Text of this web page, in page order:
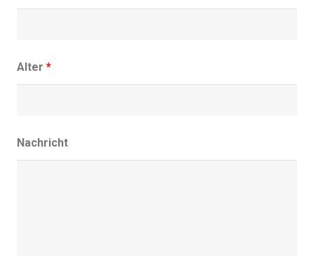
Alter *
Nachricht